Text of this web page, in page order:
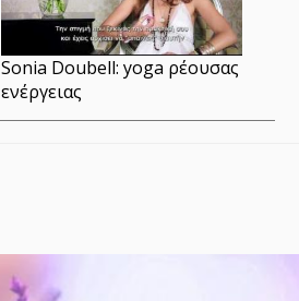
Sonia Dοubell: yoga ρέουσας
ενέργειας